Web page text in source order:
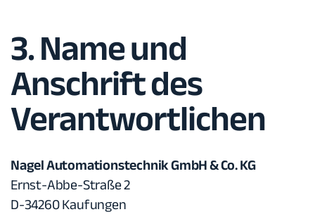
3. Name und
Anschrift des
Verantwortlichen
Nagel Automationstechnik GmbH & Co. KG
Ernst-Abbe-Straße 2
D-34260 Kaufungen